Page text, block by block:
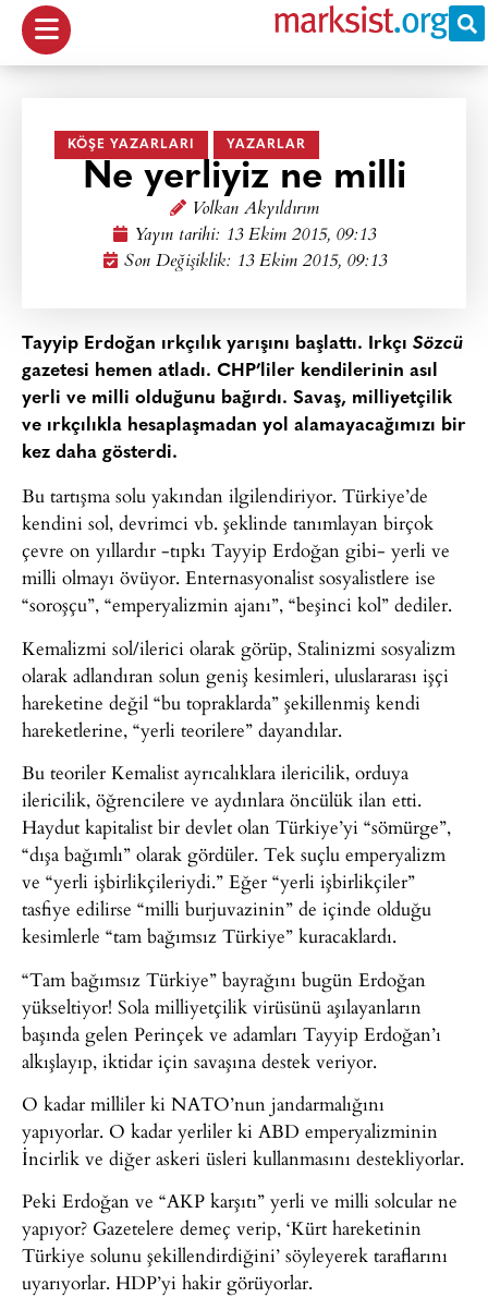
KÖŞE YAZARLARI YAZARLAR
Ne yerliyiz ne milli
Volkan Akyıldırım
Yayın tarihi: 13 Ekim 2015, 09:13
Son Değişiklik: 13 Ekim 2015, 09:13
Tayyip Erdoğan ırkçılık yarışını başlattı. Irkçı Sözcü
gazetesi hemen atladı. CHP’liler kendilerinin asıl
yerli ve milli olduğunu bağırdı. Savaş, milliyetçilik
ve ırkçılıkla hesaplaşmadan yol alamayacağımızı bir
kez daha gösterdi.
Bu tartışma solu yakından ilgilendiriyor. Türkiye’de
kendini sol, devrimci vb. şeklinde tanımlayan birçok
çevre on yıllardır -tıpkı Tayyip Erdoğan gibi- yerli ve
milli olmayı övüyor. Enternasyonalist sosyalistlere ise
“soroşçu”, “emperyalizmin ajanı”, “beşinci kol” dediler.
Kemalizmi sol/ilerici olarak görüp, Stalinizmi sosyalizm
olarak adlandıran solun geniş kesimleri, uluslararası işçi
hareketine değil “bu topraklarda” şekillenmiş kendi
hareketlerine, “yerli teorilere” dayandılar.
Bu teoriler Kemalist ayrıcalıklara ilericilik, orduya
ilericilik, öğrencilere ve aydınlara öncülük ilan etti.
Haydut kapitalist bir devlet olan Türkiye’yi “sömürge”,
“dışa bağımlı” olarak gördüler. Tek suçlu emperyalizm
ve “yerli işbirlikçileriydi.” Eğer “yerli işbirlikçiler”
tasfiye edilirse “milli burjuvazinin” de içinde olduğu
kesimlerle “tam bağımsız Türkiye” kuracaklardı.
“Tam bağımsız Türkiye” bayrağını bugün Erdoğan
yükseltiyor! Sola milliyetçilik virüsünü aşılayanların
başında gelen Perinçek ve adamları Tayyip Erdoğan’ı
alkışlayıp, iktidar için savaşına destek veriyor.
O kadar milliler ki NATO’nun jandarmalığını
yapıyorlar. O kadar yerliler ki ABD emperyalizminin
İncirlik ve diğer askeri üsleri kullanmasını destekliyorlar.
Peki Erdoğan ve “AKP karşıtı” yerli ve milli solcular ne
yapıyor? Gazetelere demeç verip, ‘Kürt hareketinin
Türkiye solunu şekillendirdiğini’ söyleyerek taraflarını
uyarıyorlar. HDP’yi hakir görüyorlar.